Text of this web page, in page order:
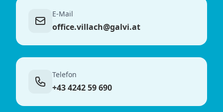
E-Mail
office.villach@galvi.at
Telefon
+43 4242 59 690